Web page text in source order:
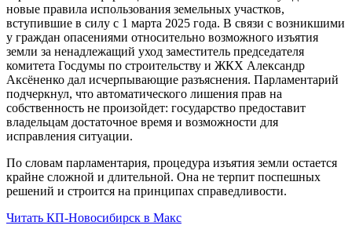
новые правила использования земельных участков,
вступившие в силу с 1 марта 2025 года. В связи с возникшими
у граждан опасениями относительно возможного изъятия
земли за ненадлежащий уход заместитель председателя
комитета Госдумы по строительству и ЖКХ Александр
Аксёненко дал исчерпывающие разъяснения. Парламентарий
подчеркнул, что автоматического лишения прав на
собственность не произойдет: государство предоставит
владельцам достаточное время и возможности для
исправления ситуации.
По словам парламентария, процедура изъятия земли остается
крайне сложной и длительной. Она не терпит поспешных
решений и строится на принципах справедливости.
Читать КП-Новосибирск в Макс